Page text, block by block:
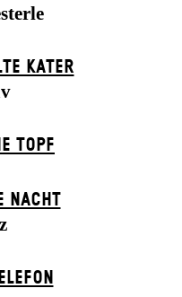
KATER
TOPF
NACHT